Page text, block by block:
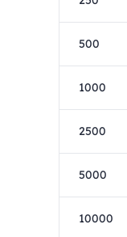
500
1000
2500
5000
10000